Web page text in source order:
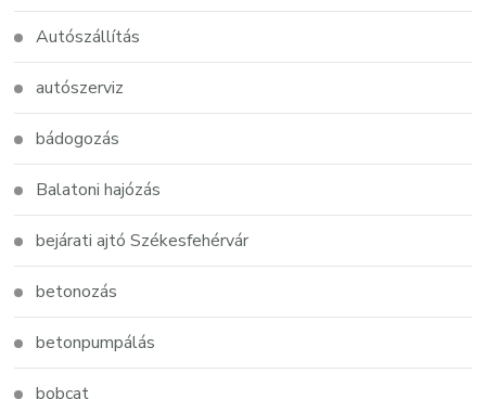
Autószállítás
autószerviz
bádogozás
Balatoni hajózás
bejárati ajtó Székesfehérvár
betonozás
betonpumpálás
bobcat